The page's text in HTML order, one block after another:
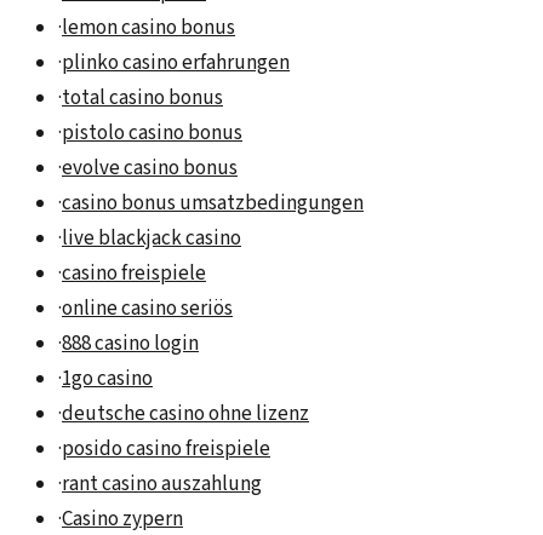
·lemon casino bonus
·plinko casino erfahrungen
·total casino bonus
·pistolo casino bonus
·evolve casino bonus
·casino bonus umsatzbedingungen
·live blackjack casino
·casino freispiele
·online casino seriös
·888 casino login
·1go casino
·deutsche casino ohne lizenz
·posido casino freispiele
·rant casino auszahlung
·Casino zypern